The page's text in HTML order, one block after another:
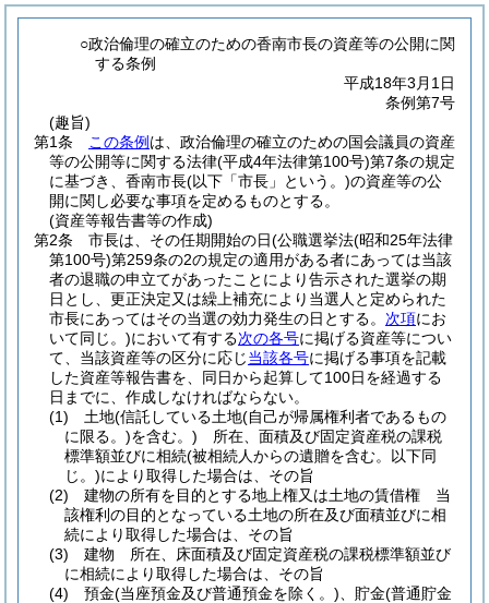
○政治倫理の確立のための香南市長の資産等の公開に関
する条例
平成18年3月1日
条例第7号
(趣旨)
第1条
この条例 は、政治倫理の確立のための国会議員の資産
等の公開等に関する法律(平成4年法律第100号)第7条の規定
に基づき、香南市長(以下「市長」という。)の資産等の公
開に関し必要な事項を定めるものとする。
(資産等報告書等の作成)
第2条
市長は、その任期開始の日(公職選挙法(昭和25年法律
第100号)第259条の2の規定の適用がある者にあっては当該
者の退職の申立てがあったことにより告示された選挙の期
日とし、更正決定又は繰上補充により当選人と定められた
市長にあってはその当選の効力発生の日とする。 次項にお
いて同じ。)において有する次の各号に掲げる資産等につい
て、当該資産等の区分に応じ当該各号に掲げる事項を記載
した資産等報告書を、同日から起算して100日を経過する
日までに、作成しなければならない。
(1)
土地(信託している土地(自己が帰属権利者であるもの
に限る。)を含む。) 所在、面積及び固定資産税の課税
標準額並びに相続(被相続人からの遺贈を含む。以下同
じ。)により取得した場合は、その旨
(2)
建物の所有を目的とする地上権又は土地の賃借権 当
該権利の目的となっている土地の所在及び面積並びに相
続により取得した場合は、その旨
(3)
建物 所在、床面積及び固定資産税の課税標準額並び
に相続により取得した場合は、その旨
(4)
預金(当座預金及び普通預金を除く。) 、貯金(普通貯金